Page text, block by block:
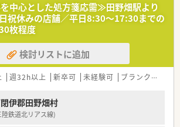
を中心とした処方箋応需≫田野畑駅より
祝休みの店舗／平日8:30～17:30までの
枚程度
検討リストに追加
週32h以上 新卒可 未経験可 ブランク可
伊郡田野畑村
鉄道北リアス線)